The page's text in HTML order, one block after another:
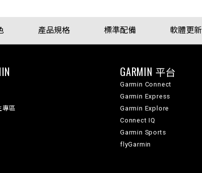
產品規格 標準配備 軟體更新
專區
GARMIN 平台
Garmin Connect
Garmin Express
Garmin Explore
Connect IQ
Garmin Sports
flyGarmin